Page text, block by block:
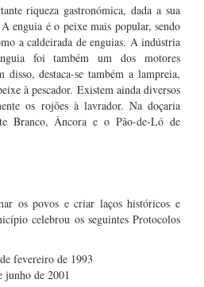
riqueza gastronómica, dada a sua
enguia é o peixe mais popular, sendo
a caldeirada de enguias. A indústria
foi também um dos motores
destaca-se também a lampreia,
à pescador. Existem ainda diversos
os rojões à lavrador. Na doçaria
Branco, Âncora e o Pão-de-Ló de
os povos e criar laços históricos e
celebrou os seguintes Protocolos
fevereiro de 1993
de 2001